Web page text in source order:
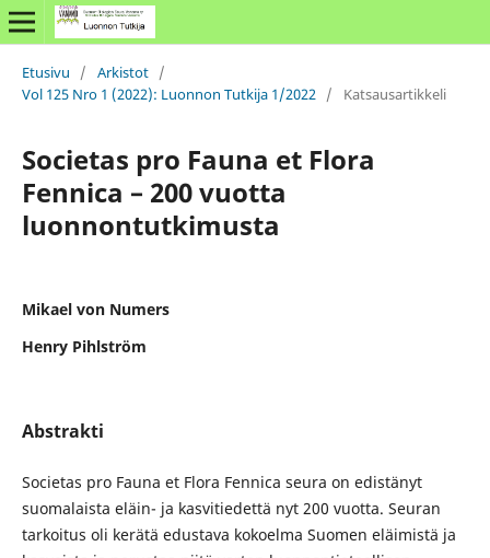
Etusivu / Arkistot /
Vol 125 Nro 1 (2022): Luonnon Tutkija 1/2022 / Katsausartikkeli
Societas pro Fauna et Flora
Fennica – 200 vuotta
luonnontutkimusta
Mikael von Numers
Henry Pihlström
Abstrakti
Societas pro Fauna et Flora Fennica seura on edistänyt
suomalaista eläin- ja kasvitiedettä nyt 200 vuotta. Seuran
tarkoitus oli kerätä edustava kokoelma Suomen eläimistä ja